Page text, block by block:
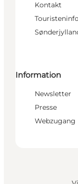
Kontakt
Information
Newsletter
Presse
Webzugang